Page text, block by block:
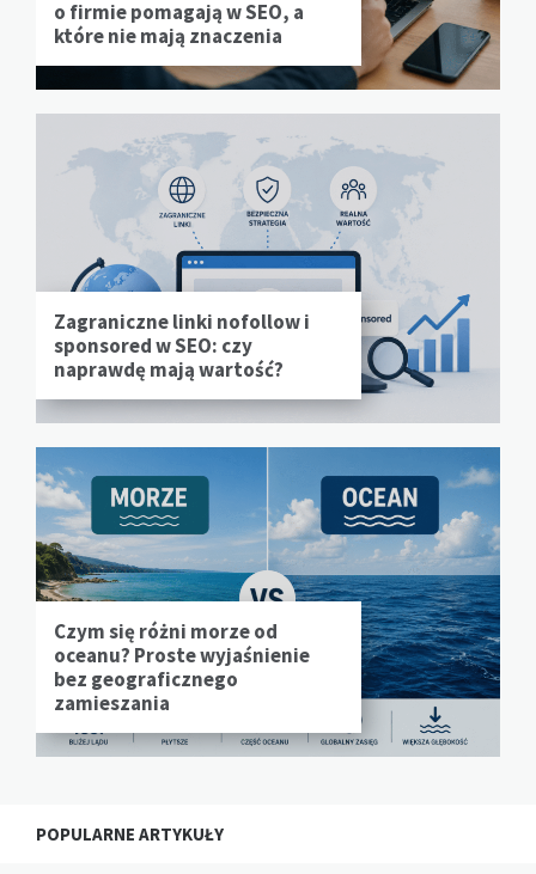
o firmie pomagają w SEO, a
które nie mają znaczenia
Zagraniczne linki nofollow i
sponsored w SEO: czy
naprawdę mają wartość?
Czym się różni morze od
oceanu? Proste wyjaśnienie
bez geograficznego
zamieszania
POPULARNE ARTYKUŁY